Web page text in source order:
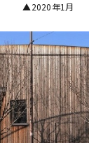
▲2020年1月